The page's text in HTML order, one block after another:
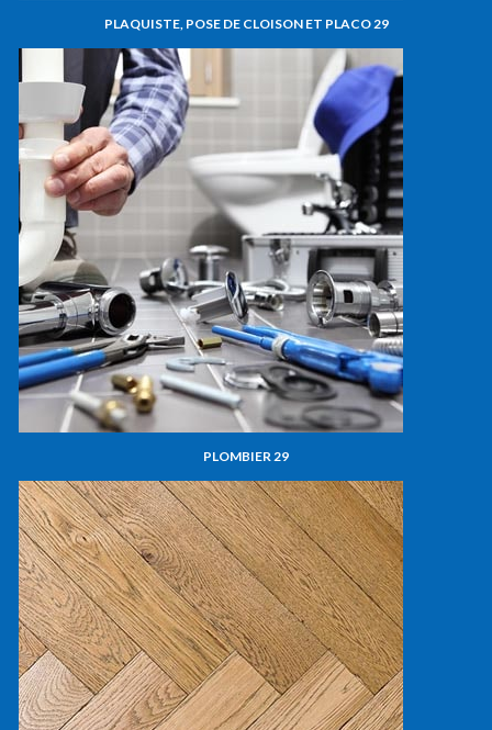
PLAQUISTE, POSE DE CLOISON ET PLACO 29
PLOMBIER 29